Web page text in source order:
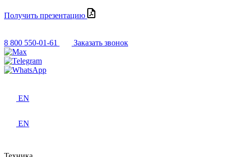
Получить презентацию
8 800 550-01-61 Заказать звонок
EN
EN